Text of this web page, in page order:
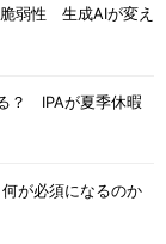
弱性 生成AIが変え
？ IPAが夏季休暇
が必須になるのか